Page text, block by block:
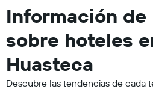
Información de
sobre hoteles
Huasteca
Descubre las tendencias de cada